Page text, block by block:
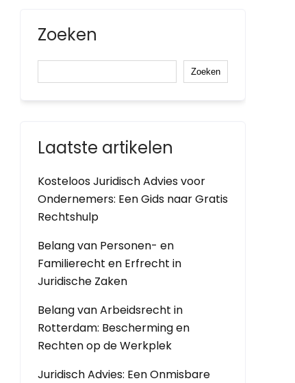
Zoeken
Zoeken
Laatste artikelen
Kosteloos Juridisch Advies voor
Ondernemers: Een Gids naar Gratis
Rechtshulp
Belang van Personen- en
Familierecht en Erfrecht in
Juridische Zaken
Belang van Arbeidsrecht in
Rotterdam: Bescherming en
Rechten op de Werkplek
Juridisch Advies: Een Onmisbare